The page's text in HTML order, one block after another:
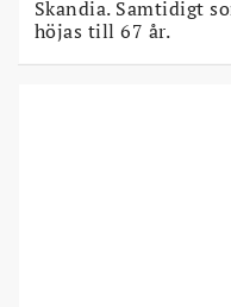
Skandia. Samtidigt
höjas till 67 år.